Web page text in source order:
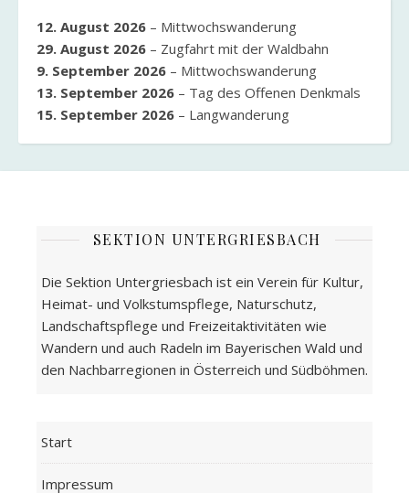
12. August 2026 – Mittwochswanderung
29. August 2026 – Zugfahrt mit der Waldbahn
9. September 2026 – Mittwochswanderung
13. September 2026 – Tag des Offenen Denkmals
15. September 2026 – Langwanderung
SEKTION UNTERGRIESBACH
Die Sektion Untergriesbach ist ein Verein für Kultur,
Heimat- und Volkstumspflege, Naturschutz,
Landschaftspflege und Freizeitaktivitäten wie
Wandern und auch Radeln im Bayerischen Wald und
den Nachbarregionen in Österreich und Südböhmen.
Start
Impressum